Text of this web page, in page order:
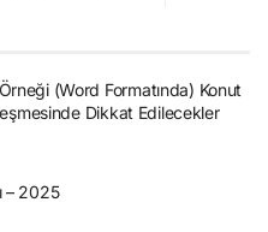
(Word Formatında) Konut
Dikkat Edilecekler
– 2025